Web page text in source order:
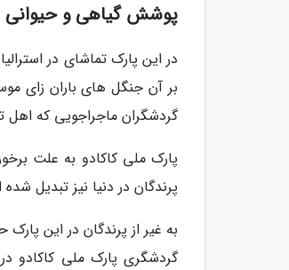
پوشش گیاهی و حیوانی
در این پارک تماشای در
بر آن جنگل های باران زای
گردشگران ماجراجویی که اهل
پرندگان در دنیا نیز تبدیل
به غیر از پرندگان در این
گردشگری پارک ملی کاکادو